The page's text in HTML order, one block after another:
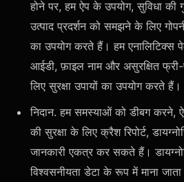
होने पर, हम ऐप के उपयोग, सुविधा की
उत्पाद प्रदर्शन को समझने के लिए
का उपयोग करते हैं। हम
आईडी, फ़ाइल नाम और असुरक्षित
लिए सुरक्षा उपायों का उपयोग करते हैं।
निदान. हम समस्याओं को डीबग करने,
की सुरक्षा के लिए क्रैश रिपोर्ट,
जानकारी एकत्र कर सकते हैं।
विश्वसनीयता डेटा के रूप में माना जाता